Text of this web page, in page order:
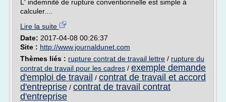
L' indemnité de rupture conventionnelle est simple à
calculer....
Lire la suite
Date: 2017-04-08 00:26:37
Site : http://www.journaldunet.com
Thèmes liés : rupture contrat de travail lettre / rupture du
contrat de travail pour les cadres / exemple demande
d'emploi de travail / contrat de travail et accord
d'entreprise / contrat de travail contrat
d'entreprise